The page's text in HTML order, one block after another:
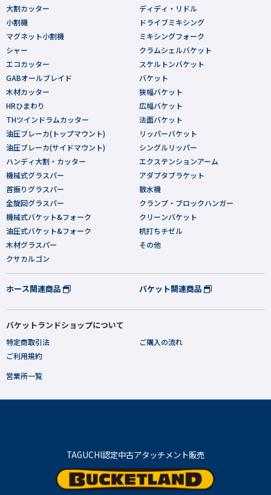
大割カッター
小割機
マグネット小割機
シャー
エコカッター
GABオールブレイド
木材カッター
HRひまわり
THツインドラムカッター
油圧ブレーカ(トップマウント)
油圧ブレーカ(サイドマウント)
ハンディ大割・カッター
機械式グラスパー
首振りグラスパー
全旋回グラスパー
機械式バケット&フォーク
油圧式バケット&フォーク
木材グラスパー
クサカルゴン
ディディ・リドル
ドライブミキシング
ミキシングフォーク
クラムシェルバケット
スケルトンバケット
バケット
狭幅バケット
広幅バケット
法面バケット
リッパーバケット
シングルリッパー
エクステンションアーム
アダプタブラケット
散水機
クランプ・ブロックハンガー
クリーンバケット
杭打ちチゼル
その他
ホース関連商品 バケット関連商品
バケットランドショップについて
特定商取引法
ご利用規約
ご購入の流れ
営業所一覧
TAGUCHI認定中古アタッチメント販売